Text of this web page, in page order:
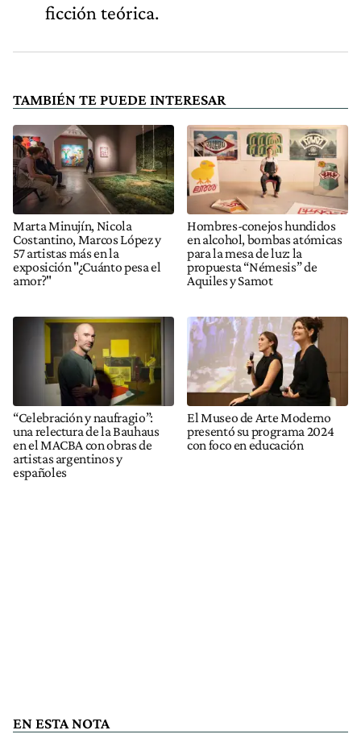
ficción teórica.
TAMBIÉN TE PUEDE INTERESAR
Marta Minujín, Nicola
Costantino, Marcos López y
57 artistas más en la
exposición "¿Cuánto pesa el
amor?"
Hombres-conejos hundidos
en alcohol, bombas atómicas
para la mesa de luz: la
propuesta “Némesis” de
Aquiles y Samot
“Celebración y naufragio”:
una relectura de la Bauhaus
en el MACBA con obras de
artistas argentinos y
españoles
El Museo de Arte Moderno
presentó su programa 2024
con foco en educación
EN ESTA NOTA